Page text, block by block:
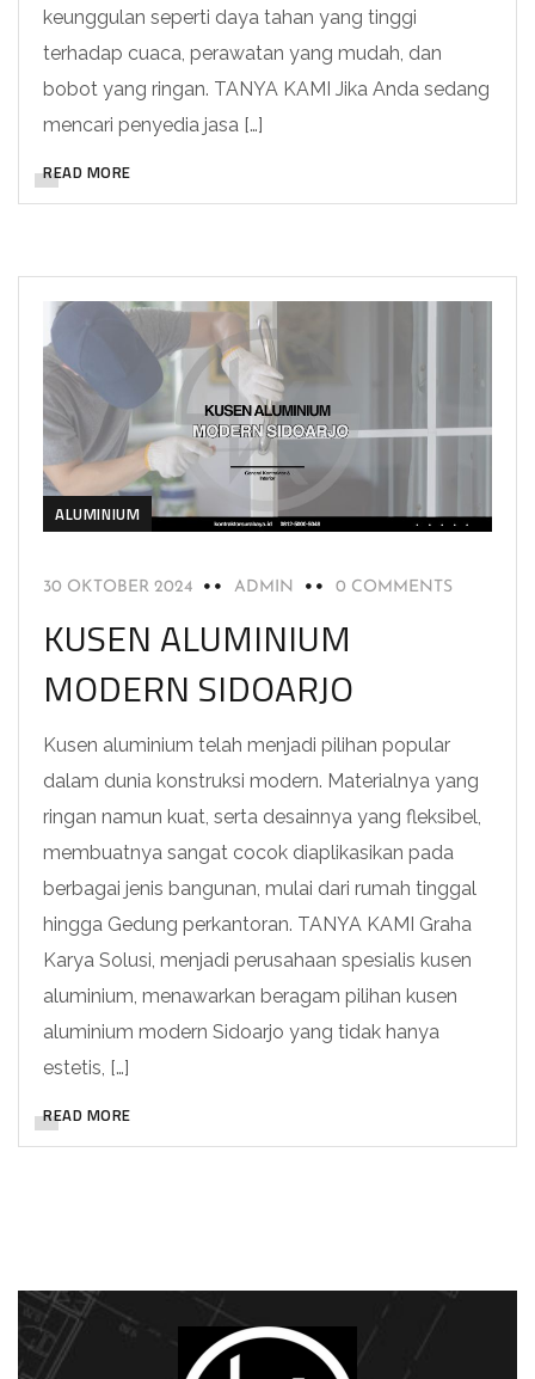
keunggulan seperti daya tahan yang tinggi
terhadap cuaca, perawatan yang mudah, dan
bobot yang ringan. TANYA KAMI Jika Anda sedang
mencari penyedia jasa […]
READ MORE
ALUMINIUM
30 OKTOBER 2024 ADMIN 0 COMMENTS
KUSEN ALUMINIUM
MODERN SIDOARJO
Kusen aluminium telah menjadi pilihan popular
dalam dunia konstruksi modern. Materialnya yang
ringan namun kuat, serta desainnya yang fleksibel,
membuatnya sangat cocok diaplikasikan pada
berbagai jenis bangunan, mulai dari rumah tinggal
hingga Gedung perkantoran. TANYA KAMI Graha
Karya Solusi, menjadi perusahaan spesialis kusen
aluminium, menawarkan beragam pilihan kusen
aluminium modern Sidoarjo yang tidak hanya
estetis, […]
READ MORE